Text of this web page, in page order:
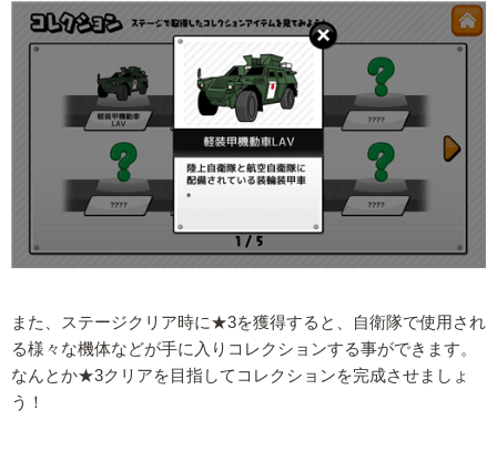
また、ステージクリア時に★3を獲得すると、自衛隊で使用され
る様々な機体などが手に入りコレクションする事ができます。
なんとか★3クリアを目指してコレクションを完成させましょ
う！